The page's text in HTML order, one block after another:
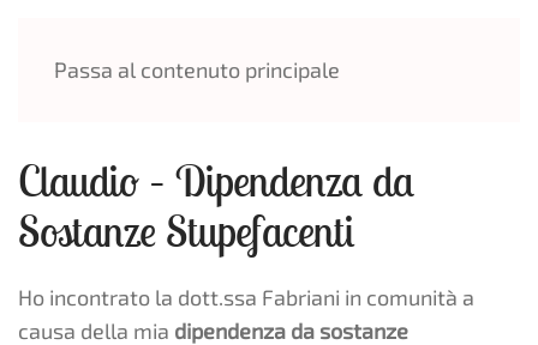
Passa al contenuto principale
Claudio – Dipendenza da
Sostanze Stupefacenti
Ho incontrato la dott.ssa Fabriani in comunità a
causa della mia dipendenza da sostanze